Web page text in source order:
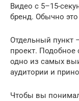
Видео с 5–15-
бренд. Обычно
Отдельный пункт
проект. Подобное
одно из самых
аудитории и
Чтобы вы